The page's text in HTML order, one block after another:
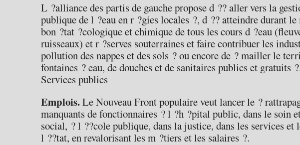
L ?alliance des partis de gauche propose d ?? aller vers la
publique de l ?eau en r ?gies locales ?, d ?? atteindre durant
bon ?tat ?cologique et chimique de tous les cours d ?eau
ruisseaux) et r ?serves souterraines et faire contribuer les
pollution des nappes et des sols ? ou encore de ? mailler le
fontaines ? eau, de douches et de sanitaires publics et gratuits
Services publics
Emplois.Le Nouveau Front populaire veut lancer le ?
manquants de fonctionnaires ? l ?h ?pital public, dans le soin
social, ? l ??cole publique, dans la justice, dans les services et
l ??tat, en revalorisant les m ?tiers et les salaires ?.